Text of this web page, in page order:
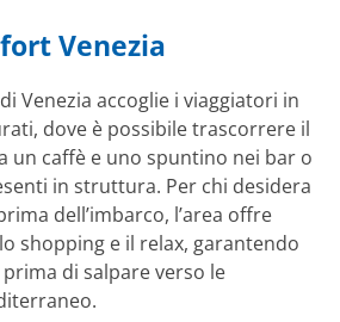
Venezia
Venezia accoglie i viaggiatori in
dove è possibile trascorrere il
un caffè e uno spuntino nei bar o
in struttura. Per chi desidera
dell’imbarco, l’area offre
shopping e il relax, garantendo
di salpare verso le